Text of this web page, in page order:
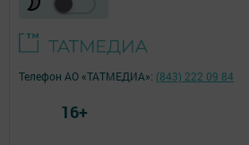
Телефон АО «ТАТМЕДИА»: (843) 222 09 84
16+